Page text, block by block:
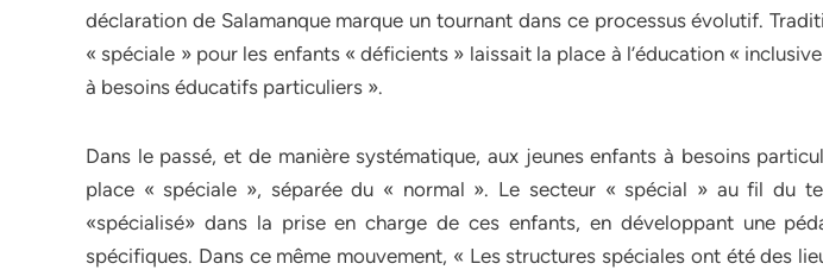
déclaration de Salamanque marque un tournant dans ce processus évolutif.
« spéciale » pour les enfants « déficients » laissait la place à l’éducation «
à besoins éducatifs particuliers ».
Dans le passé, et de manière systématique, aux jeunes enfants à besoins
place « spéciale », séparée du « normal ». Le secteur « spécial » au fil du
«spécialisé» dans la prise en charge de ces enfants, en développant une
spécifiques. Dans ce même mouvement, « Les structures spéciales ont été des